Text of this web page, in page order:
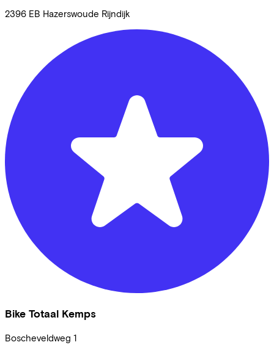
2396 EB Hazerswoude Rijndijk
Bike Totaal Kemps
Boscheveldweg 1